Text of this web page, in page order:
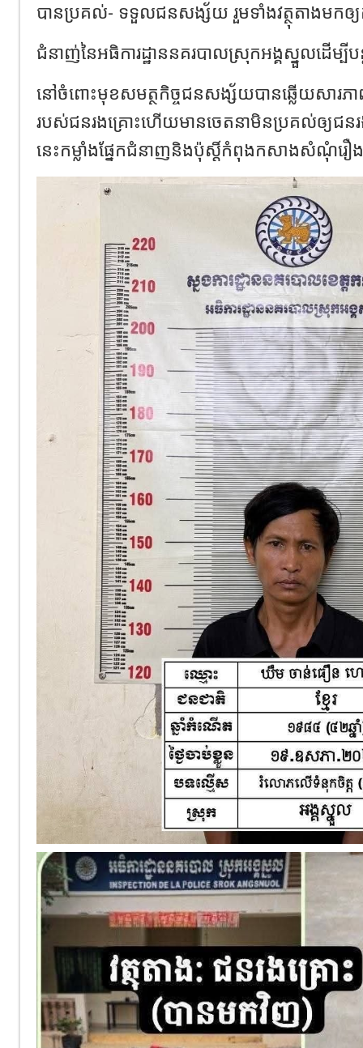
បានប្រគល់- ទទួលជនសង្ស័យ រួមទាំងវត្ថុតាងមកឲ្យក
ជំនាញ់នៃអធិការដ្ឋាននគរបាលស្រុកអង្គស្នួលដើម្បី
នៅចំពោះមុខសមត្ថកិច្ចជនសង្ស័យបានឆ្លើយសារភា
របស់ជនរងគ្រោះហើយមានចេតនាមិនប្រគល់ឲ្យជ
នេះកម្លាំងផ្នែកជំនាញនិងប៉ុស្ដិ៍កំពុងកសាងសំណុំរឿ